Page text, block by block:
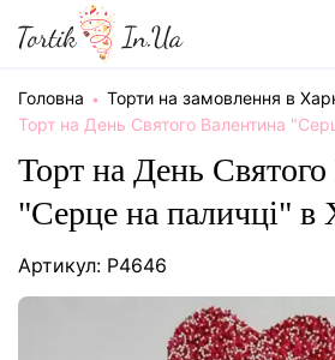
Головна Торти на замовлення в
Торт на День Святого Валентина
Торт на День
"Серце на паличці" в
Артикул: P4646